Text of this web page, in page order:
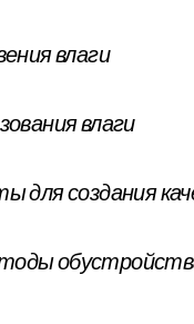
влаги
влаги
для создания